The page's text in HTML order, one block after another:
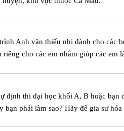
Anh văn thiếu nhi đành cho các
riêng cho các em nhằm giúp các em
định thi đại học khối A, B hoặc bạn
bạn phải làm sao? Hãy để gia sư